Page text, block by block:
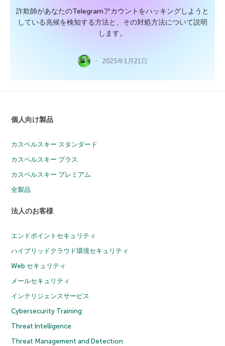
詐欺師があなたのTelegramアカウントをハッキングしようと
している兆候を検知する方法と、その対処方法について説明
します。
2025年1月21日
個人向け製品
カスペルスキー スタンダード
カスペルスキー プラス
カスペルスキー プレミアム
全製品
法人のお客様
エンドポイントセキュリティ
ハイブリッドクラウド環境セキュリティ
Web セキュリティ
メールセキュリティ
インテリジェンスサービス
Cybersecurity Training
Threat Intelligence
Threat Management and Detection